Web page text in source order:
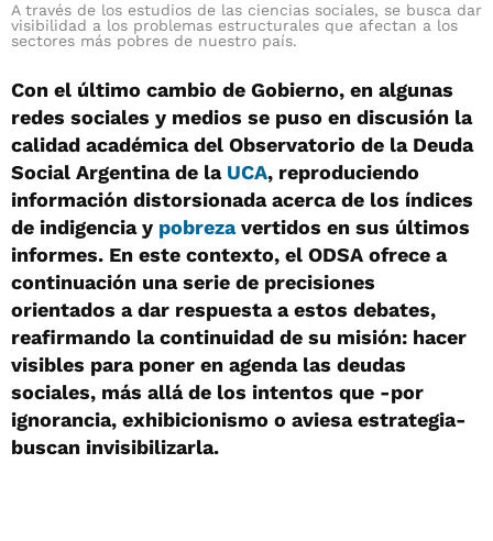
A través de los estudios de las ciencias sociales, se busca dar
visibilidad a los problemas estructurales que afectan a los
sectores más pobres de nuestro país.
Con el último cambio de Gobierno, en algunas
redes sociales y medios se puso en discusión la
calidad académica del Observatorio de la Deuda
Social Argentina de la UCA, reproduciendo
información distorsionada acerca de los índices
de indigencia y pobrezavertidos en sus últimos
informes. En este contexto, el ODSA ofrece a
continuación una serie de precisiones
orientados a dar respuesta a estos debates,
reafirmando la continuidad de su misión: hacer
visibles para poner en agenda las deudas
sociales, más allá de los intentos que -por
ignorancia, exhibicionismo o aviesa estrategia-
buscan invisibilizarla.